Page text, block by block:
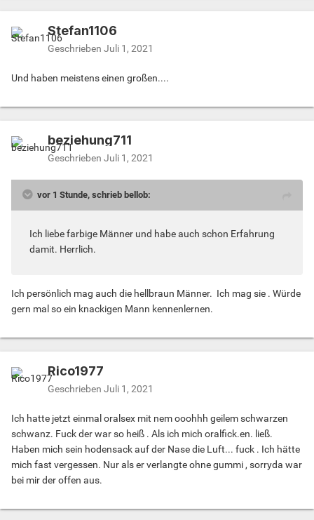
Stefan1106
Geschrieben Juli 1, 2021
Und haben meistens einen großen....
beziehung711
Geschrieben Juli 1, 2021
vor 1 Stunde, schrieb bellob:
Ich liebe farbige Männer und habe auch schon Erfahrung
damit. Herrlich.
Ich persönlich mag auch die hellbraun Männer. Ich mag sie . Würde
gern mal so ein knackigen Mann kennenlernen.
Rico1977
Geschrieben Juli 1, 2021
Ich hatte jetzt einmal oralsex mit nem ooohhh geilem schwarzen
schwanz. Fuck der war so heiß . Als ich mich oralfick.en. ließ.
Haben mich sein hodensack auf der Nase die Luft... fuck . Ich hätte
mich fast vergessen. Nur als er verlangte ohne gummi , sorryda war
bei mir der offen aus.